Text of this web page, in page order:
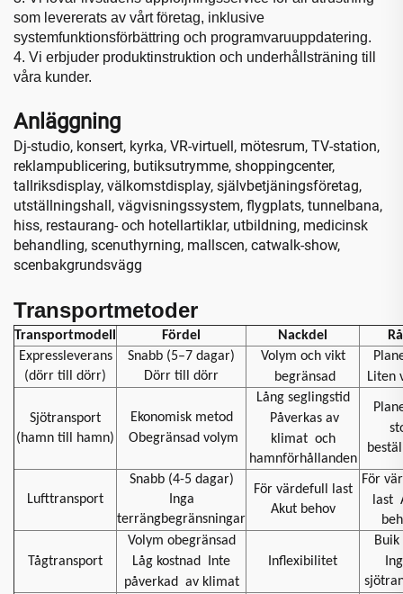
som levererats av vårt företag, inklusive
systemfunktionsförbättring och programvaruuppdatering.
4. Vi erbjuder produktinstruktion och underhållsträning till
våra kunder.
Anläggning
Dj-studio, konsert, kyrka, VR-virtuell, mötesrum, TV-station,
reklampublicering, butiksutrymme, shoppingcenter,
tallriksdisplay, välkomstdisplay, självbetjäningsföretag,
utställningshall, vägvisningssystem, flygplats, tunnelbana,
hiss, restaurang- och hotellartiklar, utbildning, medicinsk
behandling, scenuthyrning, mallscen, catwalk-show,
scenbakgrundsvägg
Transportmetoder
Transportmodell Fördel Nackdel
Expressleverans
(dörr till dörr)
Snabb (5–7 dagar)
Dörr till dörr
Volym och vikt
begränsad
Liten
Sjötransport
(hamn till hamn)
Ekonomisk metod
Obegränsad volym
Lång seglingstid
Påverkas av
klimat och
hamnförhållanden
Lufttransport
Snabb (4-5 dagar)
Inga
terrängbegränsningar
För värdefull last
Akut behov
För
last
Tågtransport
Volym obegränsad
Låg kostnad
Inte
påverkad
av klimat
Inflexibilitet